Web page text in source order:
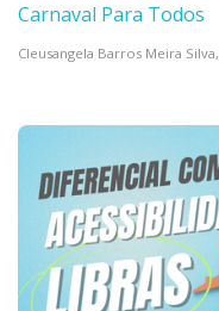
Carnaval Para Todos
Cleusangela Barros Meira Silva,